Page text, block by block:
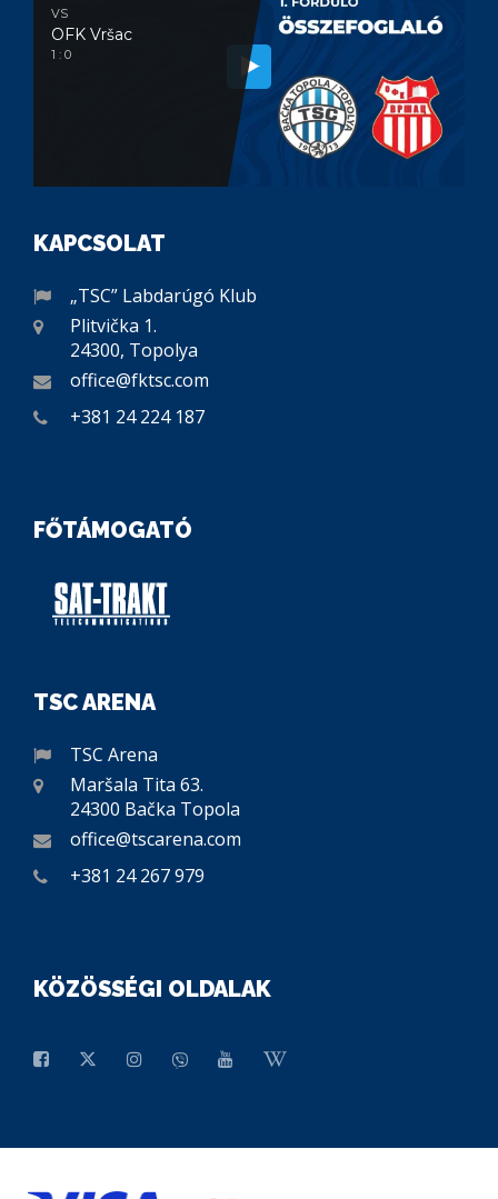
VS
OFK Vršac
1 : 0
KAPCSOLAT
„TSC” Labdarúgó Klub
Plitvička 1.
24300, Topolya
office@fktsc.com
+381 24 224 187
FŐTÁMOGATÓ
TSC ARENA
TSC Arena
Maršala Tita 63.
24300 Bačka Topola
office@tscarena.com
+381 24 267 979
KÖZÖSSÉGI OLDALAK